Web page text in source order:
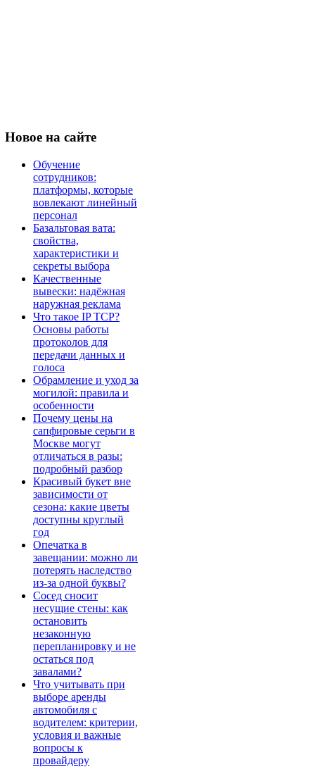
Новое на сайте
Обучение
сотрудников:
платформы, которые
вовлекают линейный
персонал
Базальтовая вата:
свойства,
характеристики и
секреты выбора
Качественные
вывески: надёжная
наружная реклама
Что такое IP TCP?
Основы работы
протоколов для
передачи данных и
голоса
Обрамление и уход за
могилой: правила и
особенности
Почему цены на
сапфировые серьги в
Москве могут
отличаться в разы:
подробный разбор
Красивый букет вне
зависимости от
сезона: какие цветы
доступны круглый
год
Опечатка в
завещании: можно ли
потерять наследство
из-за одной буквы?
Сосед сносит
несущие стены: как
остановить
незаконную
перепланировку и не
остаться под
завалами?
Что учитывать при
выборе аренды
автомобиля с
водителем: критерии,
условия и важные
вопросы к
провайдеру